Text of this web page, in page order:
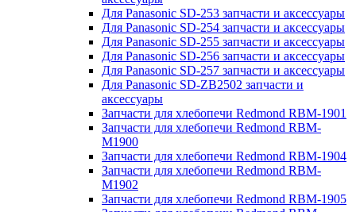
Для Panasonic SD-253 запчасти и аксессуары
Для Panasonic SD-254 запчасти и аксессуары
Для Panasonic SD-255 запчасти и аксессуары
Для Panasonic SD-256 запчасти и аксессуары
Для Panasonic SD-257 запчасти и аксессуары
Для Panasonic SD-ZB2502 запчасти и
аксессуары
Запчасти для хлебопечи Redmond RBM-1901
Запчасти для хлебопечи Redmond RBM-
M1900
Запчасти для хлебопечи Redmond RBM-1904
Запчасти для хлебопечи Redmond RBM-
M1902
Запчасти для хлебопечи Redmond RBM-1905